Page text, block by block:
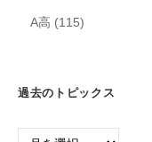
A高 (115)
過去のトピックス
過